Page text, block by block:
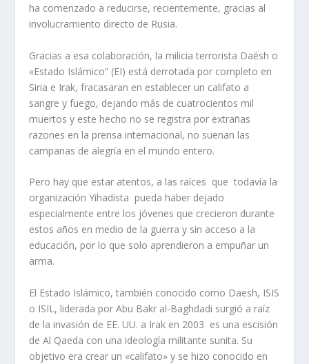
ha comenzado a reducirse, recientemente, gracias al
involucramiento directo de Rusia.
Gracias a esa colaboración, la milicia terrorista Daésh o
«Estado Islámico” (EI) está derrotada por completo en
Siria e Irak, fracasaran en establecer un califato a
sangre y fuego, dejando más de cuatrocientos mil
muertos y este hecho no se registra por extrañas
razones en la prensa internacional, no suenan las
campanas de alegría en el mundo entero.
Pero hay que estar atentos, a las raíces que todavía la
organización Yihadista pueda haber dejado
especialmente entre los jóvenes que crecieron durante
estos años en medio de la guerra y sin acceso a la
educación, por lo que solo aprendieron a empuñar un
arma.
El Estado Islámico, también conocido como Daesh, ISIS
o ISIL, liderada por Abu Bakr al-Baghdadi surgió a raíz
de la invasión de EE. UU. a Irak en 2003 es una escisión
de Al Qaeda con una ideología militante sunita. Su
objetivo era crear un «califato» y se hizo conocido en